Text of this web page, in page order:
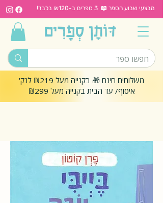
מבצעי שבוע הספר 📖 3 ספרים ב-₪120 בלבד!
משלוחים חינם 🎁 בקנייה מעל ₪219 לנק'
איסוף/ עד הבית בקנייה מעל ₪299